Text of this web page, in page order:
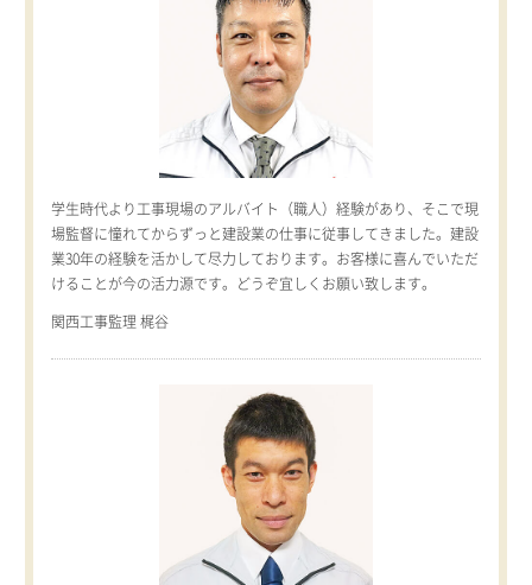
学生時代より工事現場のアルバイト（職人）経験があり、そこで現
場監督に憧れてからずっと建設業の仕事に従事してきました。建設
業30年の経験を活かして尽力しております。お客様に喜んでいただ
けることが今の活力源です。どうぞ宜しくお願い致します。
関西工事監理 梶谷